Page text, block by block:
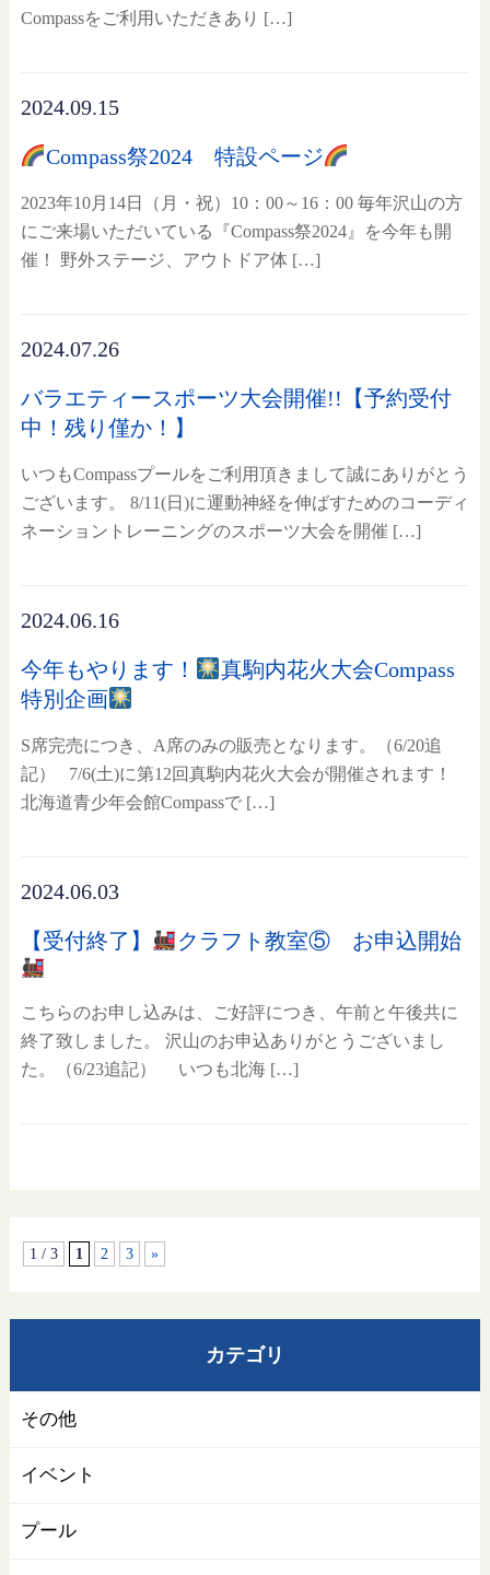
Compassをご利用いただきあり […]
2024.09.15
Compass祭2024 特設ページ
2023年10月14日（月・祝）10：00～16：00 毎年沢山の方
にご来場いただいている『Compass祭2024』を今年も開
催！ 野外ステージ、アウトドア体 […]
2024.07.26
バラエティースポーツ大会開催!!【予約受付
中！残り僅か！】
いつもCompassプールをご利用頂きまして誠にありがとう
ございます。 8/11(日)に運動神経を伸ばすためのコーディ
ネーショントレーニングのスポーツ大会を開催 […]
2024.06.16
今年もやります！
真駒内花火大会Compass
特別企画
S席完売につき、A席のみの販売となります。（6/20追
記） 7/6(土)に第12回真駒内花火大会が開催されます！
北海道青少年会館Compassで […]
2024.06.03
【受付終了】 クラフト教室⑤ お申込開始
こちらのお申し込みは、ご好評につき、午前と午後共に
終了致しました。 沢山のお申込ありがとうございまし
た。（6/23追記） いつも北海 […]
1 / 3 1 2 3 »
カテゴリ
その他
イベント
プール